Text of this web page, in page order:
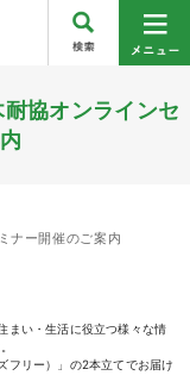
協オンラインセ
ナー開催のご案内
まい・生活に役立つ様々な情
フリー）」の2本立てでお届け